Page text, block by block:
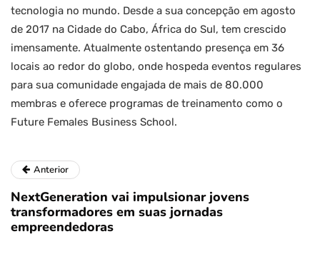
tecnologia no mundo. Desde a sua concepção em agosto
de 2017 na Cidade do Cabo, África do Sul, tem crescido
imensamente. Atualmente ostentando presença em 36
locais ao redor do globo, onde hospeda eventos regulares
para sua comunidade engajada de mais de 80.000
membras e oferece programas de treinamento como o
Future Females Business School.
Anterior
NextGeneration vai impulsionar jovens
transformadores em suas jornadas
empreendedoras